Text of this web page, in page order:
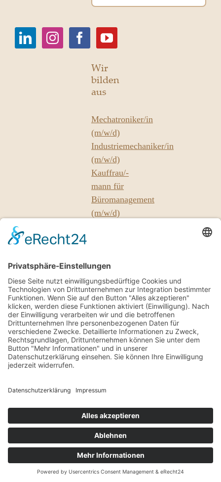
Wir
bilden
aus
Mechatroniker/in
(m/w/d)
Industriemechaniker/in
(m/w/d)
Kauffrau/-
mann für
Büromanagement
(m/w/d)
© Copyright 2010 –
Automatisierungs-Technik GmbH|Impressum|
+49 5851 979 42 80
EINE E-MAIL